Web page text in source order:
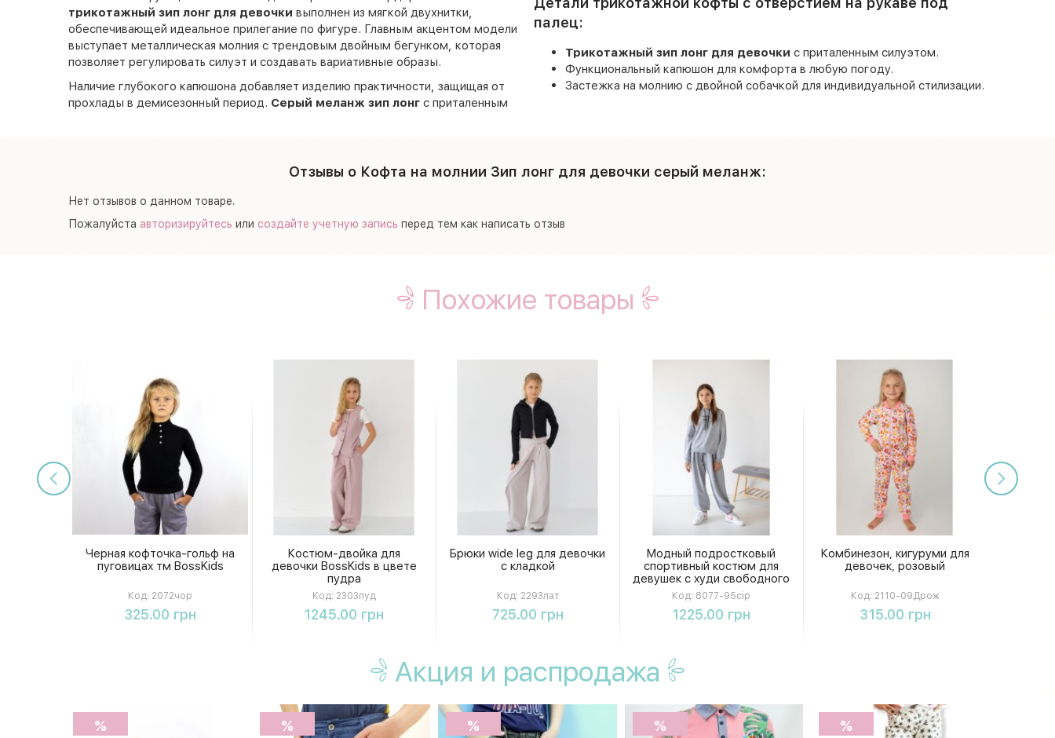
трикотажный зип лонг для девочки выполнен из мягкой двухнитки,
обеспечивающей идеальное прилегание по фигуре. Главным акцентом модели
выступает металлическая молния с трендовым двойным бегунком, которая
позволяет регулировать силуэт и создавать вариативные образы.
Наличие глубокого капюшона добавляет изделию практичности, защищая от
прохлады в демисезонный период. Серый меланж зип лонг с приталенным
палец:
Трикотажный зип лонг для девочки с приталенным силуэтом.
Функциональный капюшон для комфорта в любую погоду.
Застежка на молнию с двойной собачкой для индивидуальной стилизации.
Отзывы о Кофта на молнии Зип лонг для девочки серый меланж:
Нет отзывов о данном товаре.
Пожалуйста авторизируйтесь или создайте учетную запись перед тем как написать отзыв
Похожие товары
Черная кофточка-гольф на
пуговицах тм BossKids
Код: 2072чор
325.00 грн
Купить
Костюм-двойка для
девочки BossKids в цвете
пудра
Код: 2303пуд
1245.00 грн
Купить
Брюки wide leg для девочки
с кладкой
Код: 2293лат
725.00 грн
Купить
Модный подростковый
спортивный костюм для
девушек с худи свободного
кроя и брюками с поясом на
шнурке
Код: 8077-95сір
1225.00 грн
Комбинезон, кигуруми для
девочек, розовый
Код: 2110-09Дрож
315.00 грн
Купить
Акция и распродажа
% % % % %